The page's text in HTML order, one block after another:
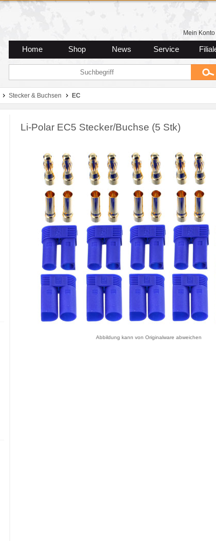
Mein Konto
Home Shop News Service
Stecker & Buchsen EC
Li-Polar EC5 Stecker/Buchse (5 Stk)
Abbildung kann von Originalware abweichen